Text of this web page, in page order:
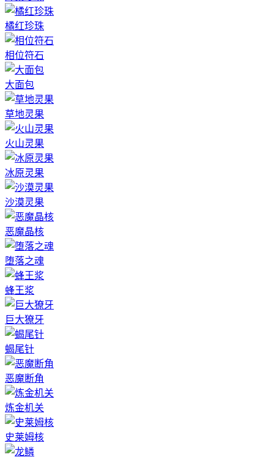
橘红珍珠
相位符石
大面包
草地灵果
火山灵果
冰原灵果
沙漠灵果
恶魔晶核
堕落之魂
蜂王浆
巨大獠牙
蝎尾针
恶魔断角
炼金机关
史莱姆核